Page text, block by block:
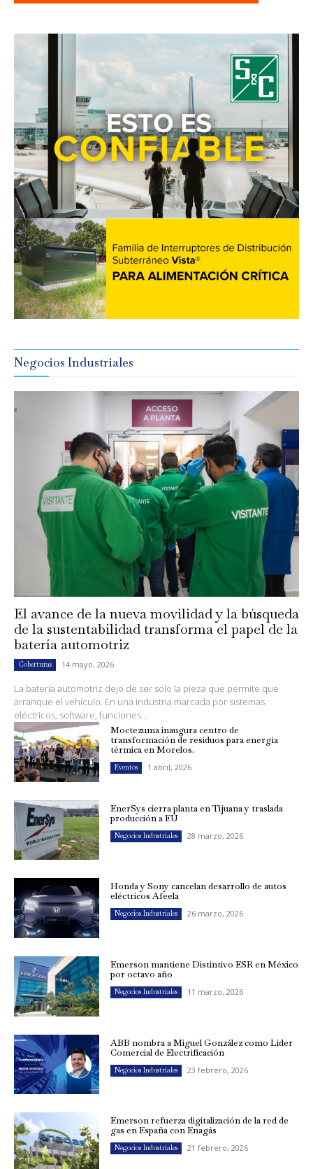
Negocios Industriales
El avance de la nueva movilidad y la búsqueda
de la sustentabilidad transforma el papel de la
batería automotriz
Coberturas 14 mayo, 2026
La batería automotriz dejó de ser solo la pieza que permite que
arranque el vehículo. En una industria marcada por sistemas
eléctricos, software, funciones...
Moctezuma inaugura centro de
transformación de residuos para energía
térmica en Morelos.
Eventos 1 abril, 2026
EnerSys cierra planta en Tijuana y traslada
producción a EU
Negocios Industriales 28 marzo, 2026
Honda y Sony cancelan desarrollo de autos
eléctricos Afeela
Negocios Industriales 26 marzo, 2026
Emerson mantiene Distintivo ESR en México
por octavo año
Negocios Industriales 11 marzo, 2026
ABB nombra a Miguel González como Líder
Comercial de Electrificación
Negocios Industriales 23 febrero, 2026
Emerson refuerza digitalización de la red de
gas en España con Enagás
Negocios Industriales 21 febrero, 2026